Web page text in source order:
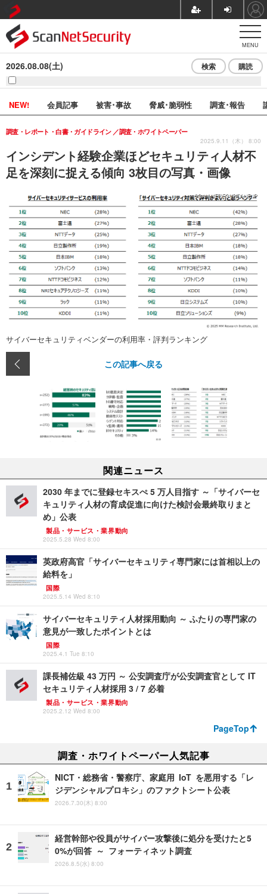
MENU
2026.08.08(土) 検索 購読
NEW! 会員記事 被害･事故 脅威･脆弱性 調査･報告
インシデント経験企業ほどセキュリティ人材不
足を深刻に捉える傾向 3枚目の写真・画像
調査・レポート・白書・ガイドライン 調査・ホワイトペーパー
2025.9.11（木） 8:00
サイバーセキュリティベンダーの利用率・評判ランキング
この記事へ戻る
関連ニュース
2030 年までに登録セキスぺ 5 万人目指す ～「サイバーセ
キュリティ人材の育成促進に向けた検討会最終取りまと
め」公表
製品・サービス・業界動向
2025.5.28 Wed 8:00
英政府高官「サイバーセキュリティ専門家には首相以上の
給料を」
国際
2025.5.14 Wed 8:10
サイバーセキュリティ人材採用動向 ～ ふたりの専門家の
意見が一致したポイントとは
国際
2025.4.1 Tue 8:10
課長補佐級 43 万円 ～ 公安調査庁が公安調査官として IT
セキュリティ人材採用 3 / 7 必着
製品・サービス・業界動向
2025.2.12 Wed 8:00
PageTop
調査・ホワイトペーパー人気記事
NICT・総務省・警察庁、家庭用 IoT を悪用する「レ
ジデンシャルプロキシ」のファクトシート公表
2026.7.30(木) 8:00
経営幹部や役員がサイバー攻撃後に処分を受けたと5
0%が回答 ～ フォーティネット調査
2026.8.5(水) 8:00